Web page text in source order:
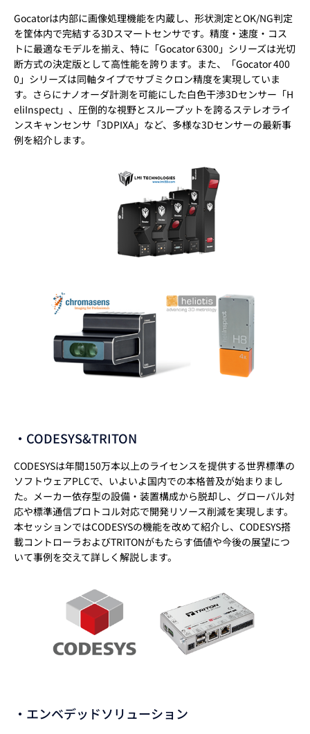
Gocatorは内部に画像処理機能を内蔵し、形状測定とOK/NG判定
を筐体内で完結する3Dスマートセンサです。精度・速度・コス
トに最適なモデルを揃え、特に「Gocator 6300」シリーズは光切
断方式の決定版として高性能を誇ります。また、「Gocator 400
0」シリーズは同軸タイプでサブミクロン精度を実現していま
す。さらにナノオーダ計測を可能にした白色干渉3Dセンサー「H
eliInspect」、圧倒的な視野とスループットを誇るステレオライ
ンスキャンセンサ「3DPIXA」など、多様な3Dセンサーの最新事
例を紹介します。
・CODESYS&TRITON
CODESYSは年間150万本以上のライセンスを提供する世界標準の
ソフトウェアPLCで、いよいよ国内での本格普及が始まりまし
た。メーカー依存型の設備・装置構成から脱却し、グローバル対
応や標準通信プロトコル対応で開発リソース削減を実現します。
本セッションではCODESYSの機能を改めて紹介し、CODESYS搭
載コントローラおよびTRITONがもたらす価値や今後の展望につ
いて事例を交えて詳しく解説します。
・エンベデッドソリューション